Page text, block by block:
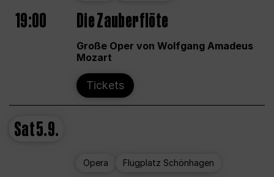
19:00 Die Zauberflöte
Große Oper von Wolfgang Amadeus
Mozart
Tickets
Sat5.9.
Opera Flugplatz Schönhagen